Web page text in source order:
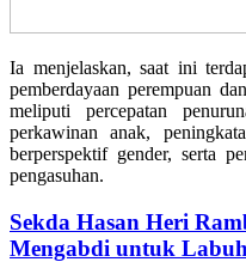
Ia menjelaskan, saat ini
pemberdayaan perempuan
meliputi percepatan
perkawinan anak,
berperspektif gender, serta
pengasuhan.
Sekda Hasan Heri
Mengabdi untuk